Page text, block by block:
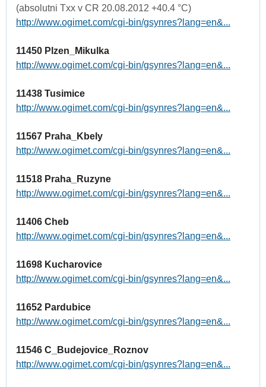
(absolutni Txx v CR 20.08.2012 +40.4 °C)
http://www.ogimet.com/cgi-bin/gsynres?lang=en&...
11450 Plzen_Mikulka
http://www.ogimet.com/cgi-bin/gsynres?lang=en&...
11438 Tusimice
http://www.ogimet.com/cgi-bin/gsynres?lang=en&...
11567 Praha_Kbely
http://www.ogimet.com/cgi-bin/gsynres?lang=en&...
11518 Praha_Ruzyne
http://www.ogimet.com/cgi-bin/gsynres?lang=en&...
11406 Cheb
http://www.ogimet.com/cgi-bin/gsynres?lang=en&...
11698 Kucharovice
http://www.ogimet.com/cgi-bin/gsynres?lang=en&...
11652 Pardubice
http://www.ogimet.com/cgi-bin/gsynres?lang=en&...
11546 C_Budejovice_Roznov
http://www.ogimet.com/cgi-bin/gsynres?lang=en&...